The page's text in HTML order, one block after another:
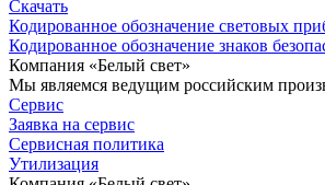
Скачать
Кодированное обозначение световых
Кодированное обозначение знаков
Компания «Белый свет»
Мы являемся ведущим российским
Сервис
Заявка на сервис
Сервисная политика
Утилизация